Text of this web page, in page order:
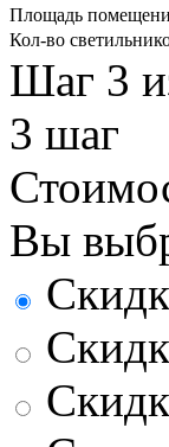
Площадь
Кол-во
Шаг 3
3 шаг
Вы